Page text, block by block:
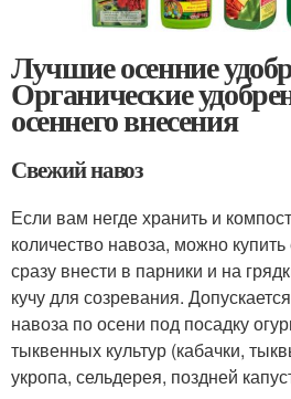
Лучшие осенние
Органические
осеннего внесения
Свежий навоз
Если вам негде хранить и
количество навоза, можно
сразу внести в парники и на
кучу для созревания.
навоза по осени под посадку
тыквенных культур (кабачки,
укропа, сельдерея, поздней